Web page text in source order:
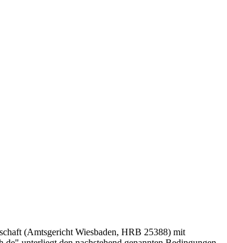
(Amtsgericht Wiesbaden, HRB 25388) mit